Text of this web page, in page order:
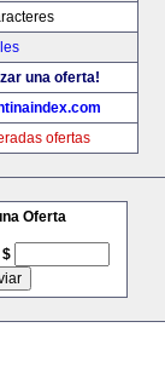
una oferta!
ofertas
Oferta
$